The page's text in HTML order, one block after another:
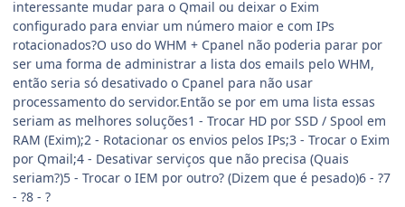
interessante mudar para o Qmail ou deixar o Exim
configurado para enviar um número maior e com IPs
rotacionados?O uso do WHM + Cpanel não poderia parar por
ser uma forma de administrar a lista dos emails pelo WHM,
então seria só desativado o Cpanel para não usar
processamento do servidor.Então se por em uma lista essas
seriam as melhores soluções1 - Trocar HD por SSD / Spool em
RAM (Exim);2 - Rotacionar os envios pelos IPs;3 - Trocar o Exim
por Qmail;4 - Desativar serviços que não precisa (Quais
seriam?)5 - Trocar o IEM por outro? (Dizem que é pesado)6 - ?7
- ?8 - ?